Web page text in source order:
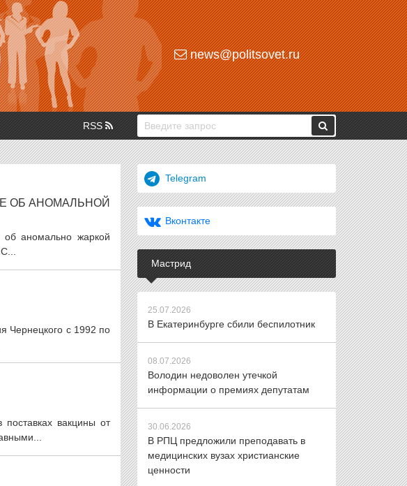
news@politsovet.ru
RSS
ОБ АНОМАЛЬНОЙ
об аномально жаркой
Чернецкого с 1992 по
вакцины от
Telegram
Вконтакте
Мастрид
25.07.2026
В Екатеринбурге сбили беспилотник
08.07.2026
Володин недоволен утечкой
информации о премиях депутатам
30.06.2026
В РПЦ предложили преподавать в
медицинских вузах христианские
ценности